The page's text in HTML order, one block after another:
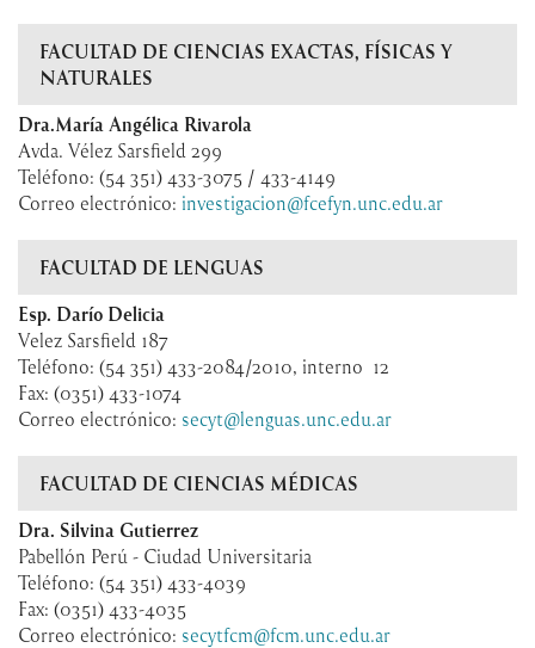
FACULTAD DE CIENCIAS EXACTAS, FÍSICAS Y
NATURALES
Dra.María Angélica Rivarola
Avda. Vélez Sarsfield 299
Teléfono: (54 351) 433-3075 / 433-4149
Correo electrónico: investigacion@fcefyn.unc.edu.ar
FACULTAD DE LENGUAS
Esp. Darío Delicia
Velez Sarsfield 187
Teléfono: (54 351) 433-2084/2010, interno 12
Fax: (0351) 433-1074
Correo electrónico: secyt@lenguas.unc.edu.ar
FACULTAD DE CIENCIAS MÉDICAS
Dra. Silvina Gutierrez
Pabellón Perú - Ciudad Universitaria
Teléfono: (54 351) 433-4039
Fax: (0351) 433-4035
Correo electrónico: secytfcm@fcm.unc.edu.ar